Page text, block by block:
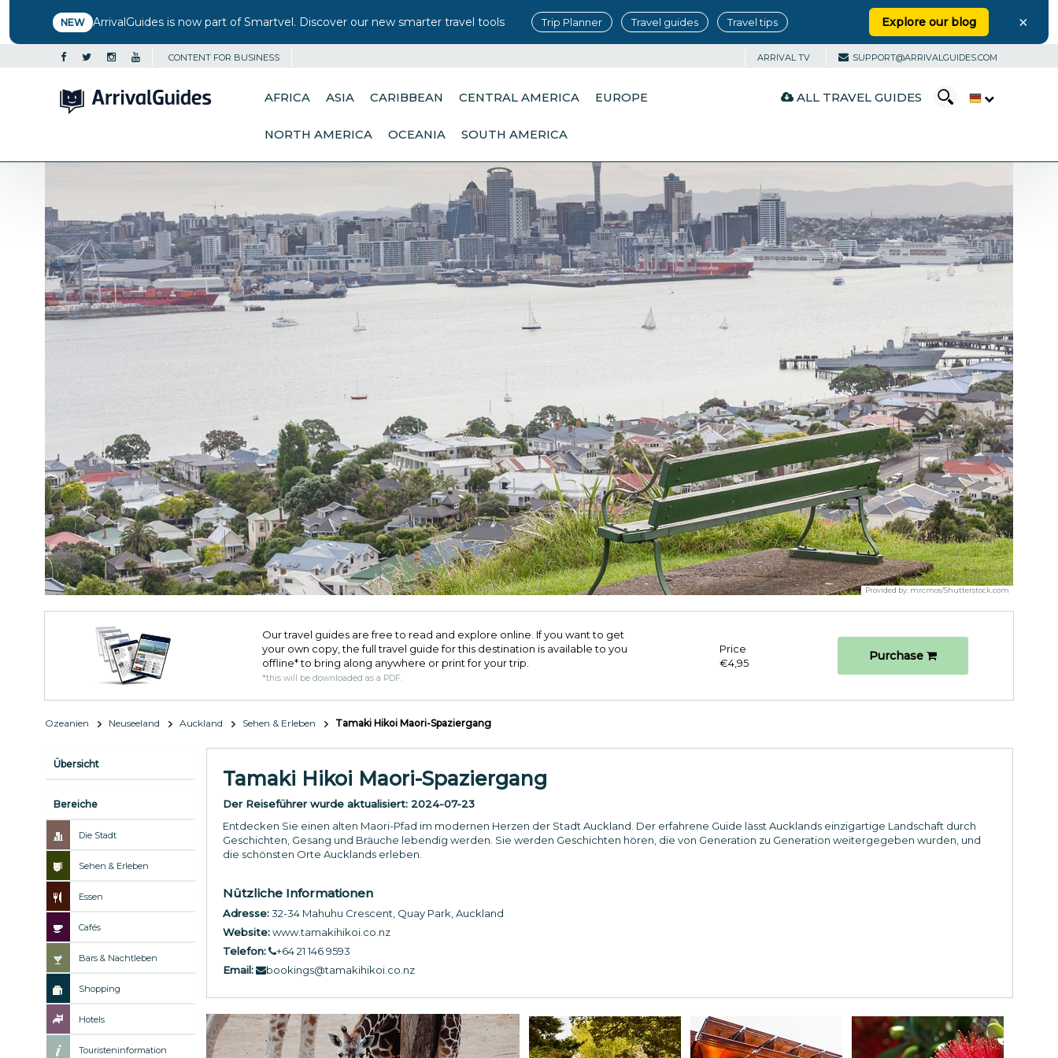
NEW ArrivalGuides is now part of Smartvel. Discover our new smarter travel tools Trip Planner Travel guides Travel tips Explore our blog ×
CONTENT FOR BUSINESS ARRIVAL TV SUPPORT@ARRIVALGUIDES.COM
AFRICA ASIA CARIBBEAN CENTRAL AMERICA EUROPE
NORTH AMERICA OCEANIA SOUTH AMERICA
ALL TRAVEL GUIDES
Provided by: mrcmos/Shutterstock.com
Our travel guides are free to read and explore online. If you want to get
your own copy, the full travel guide for this destination is available to you
offline* to bring along anywhere or print for your trip.​
*this will be downloaded as a PDF.
Price
€4,95
Purchase
Ozeanien Neuseeland Auckland Sehen & Erleben Tamaki Hikoi Maori-Spaziergang
Übersicht
Bereiche
Die Stadt
Sehen & Erleben
Essen
Cafés
Bars & Nachtleben
Shopping
Hotels
Touristeninformation
Tamaki Hikoi Maori-Spaziergang
Der Reiseführer wurde aktualisiert: 2024-07-23
Entdecken Sie einen alten Maori-Pfad im modernen Herzen der Stadt Auckland. Der erfahrene Guide lässt Aucklands einzigartige Landschaft durch
Geschichten, Gesang und Bräuche lebendig werden. Sie werden Geschichten hören, die von Generation zu Generation weitergegeben wurden, und
die schönsten Orte Aucklands erleben.
Nützliche Informationen
Adresse:32-34 Mahuhu Crescent, Quay Park, Auckland
Website:www.tamakihikoi.co.nz
Telefon:
+64 21 146 9593
Email:
bookings@tamakihikoi.co.nz